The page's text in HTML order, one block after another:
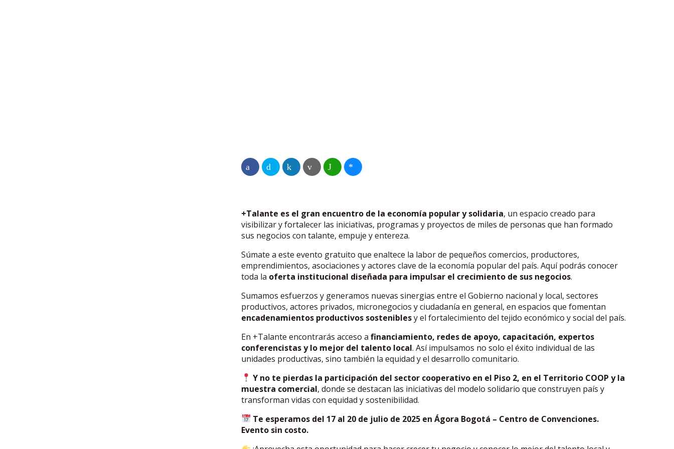
+Talante es el gran encuentro de la economía popular y solidaria, un espacio creado para
visibilizar y fortalecer las iniciativas, programas y proyectos de miles de personas que han formado
sus negocios con talante, empuje y entereza.
Súmate a este evento gratuito que enaltece la labor de pequeños comercios, productores,
emprendimientos, asociaciones y actores clave de la economía popular del país. Aquí podrás conocer
toda la oferta institucional diseñada para impulsar el crecimiento de sus negocios.
Sumamos esfuerzos y generamos nuevas sinergias entre el Gobierno nacional y local, sectores
productivos, actores privados, micronegocios y ciudadanía en general, en espacios que fomentan
encadenamientos productivos sosteniblesy el fortalecimiento del tejido económico y social del país.
En +Talante encontrarás acceso afinanciamiento, redes de apoyo, capacitación, expertos
conferencistas y lo mejor del talento local. Así impulsamos no solo el éxito individual de las
unidades productivas, sino también la equidad y el desarrollo comunitario.
Y no te pierdas la participación del sector cooperativo en el Piso 2, en el Territorio COOP y la
muestra comercial, donde se destacan las iniciativas del modelo solidario que construyen país y
transforman vidas con equidad y sostenibilidad.
Te esperamos del 17 al 20 de julio de 2025 en Ágora Bogotá – Centro de Convenciones.
Evento sin costo.